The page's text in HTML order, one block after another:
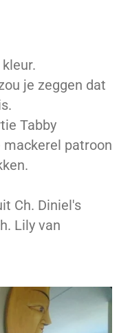
je zeggen dat
Tabby
patroon
Ch. Diniel's
Lily van